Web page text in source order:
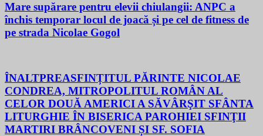
Mare supărare pentru elevii chiulangii: ANPC a
închis temporar locul de joacă și pe cel de fitness de
pe strada Nicolae Gogol
ÎNALTPREASFINȚITUL PĂRINTE NICOLAE
CONDREA, MITROPOLITUL ROMÂN AL
CELOR DOUĂ AMERICI A SĂVÂRŞIT SFÂNTA
LITURGHIE ÎN BISERICA PAROHIEI SFINŢII
MARTIRI BRÂNCOVENI ȘI SF. SOFIA